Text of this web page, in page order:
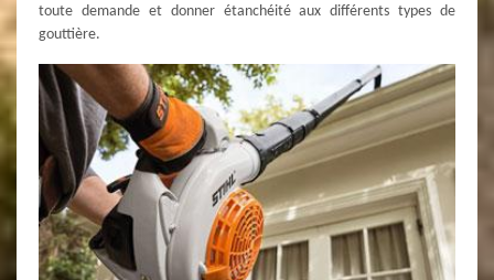
toute demande et donner étanchéité aux différents types de
gouttière.